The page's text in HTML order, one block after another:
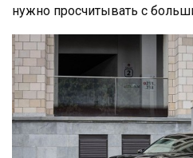
нужно просчитывать с